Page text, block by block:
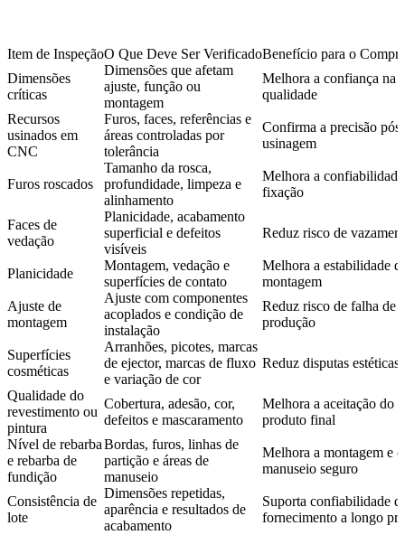
Item de InspeçãoO Que Deve Ser VerificadoBenefício para o
Dimensões
críticas
Dimensões que afetam
ajuste, função ou
montagem
Melhora a confiança na
qualidade
Recursos
usinados em
CNC
Furos, faces, referências e
áreas controladas por
tolerância
Confirma a precisão pós-
usinagem
Furos roscados
Tamanho da rosca,
profundidade, limpeza e
alinhamento
Melhora a
fixação
Faces de
vedação
Planicidade, acabamento
superficial e defeitos
visíveis
Reduz risco de
Planicidade
Montagem, vedação e
superfícies de contato
Melhora a estabilidade
montagem
Ajuste de
montagem
Ajuste com componentes
acoplados e condição de
instalação
Reduz risco de falha de
produção
Superfícies
cosméticas
Arranhões, picotes, marcas
de ejector, marcas de fluxo
e variação de cor
Reduz disputas estéticas
Qualidade do
revestimento ou
pintura
Cobertura, adesão, cor,
defeitos e mascaramento
Melhora a aceitação do
produto final
Nível de rebarba
e rebarba de
fundição
Bordas, furos, linhas de
partição e áreas de
manuseio
Melhora a montagem e o
manuseio seguro
Consistência de
lote
Dimensões repetidas,
aparência e resultados de
acabamento
Suporta confiabilidade
fornecimento a longo